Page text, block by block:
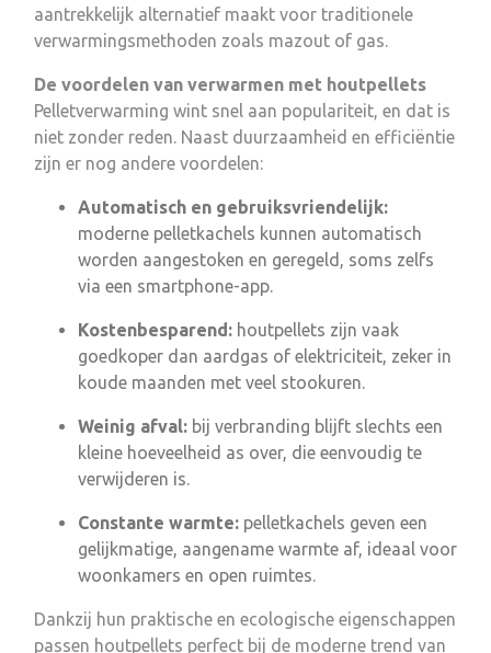
aantrekkelijk alternatief maakt voor traditionele
verwarmingsmethoden zoals mazout of gas.
De voordelen van verwarmen met houtpellets
Pelletverwarming wint snel aan populariteit, en dat is
niet zonder reden. Naast duurzaamheid en efficiëntie
zijn er nog andere voordelen:
Automatisch en gebruiksvriendelijk:
moderne pelletkachels kunnen automatisch
worden aangestoken en geregeld, soms zelfs
via een smartphone-app.
Kostenbesparend: houtpellets zijn vaak
goedkoper dan aardgas of elektriciteit, zeker in
koude maanden met veel stookuren.
Weinig afval: bij verbranding blijft slechts een
kleine hoeveelheid as over, die eenvoudig te
verwijderen is.
Constante warmte: pelletkachels geven een
gelijkmatige, aangename warmte af, ideaal voor
woonkamers en open ruimtes.
Dankzij hun praktische en ecologische eigenschappen
passen houtpellets perfect bij de moderne trend van